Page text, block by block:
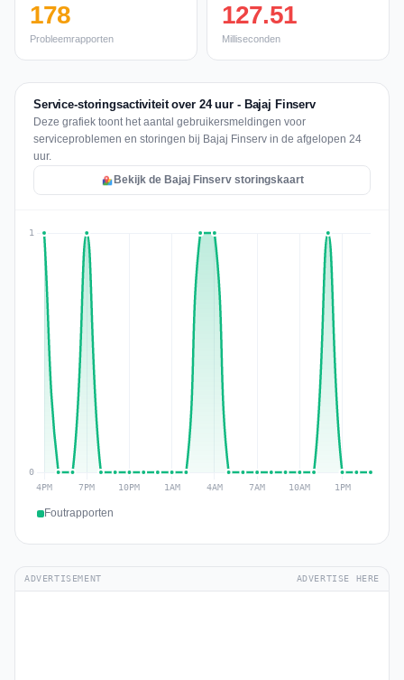
178
Probleemrapporten
127.51
Milliseconden
Service-storingsactiviteit over 24 uur - Bajaj Finserv
Deze grafiek toont het aantal gebruikersmeldingen voor
serviceproblemen en storingen bij Bajaj Finserv in de afgelopen 24
uur.
Bekijk de Bajaj Finserv storingskaart
Foutrapporten
ADVERTISEMENT ADVERTISE HERE